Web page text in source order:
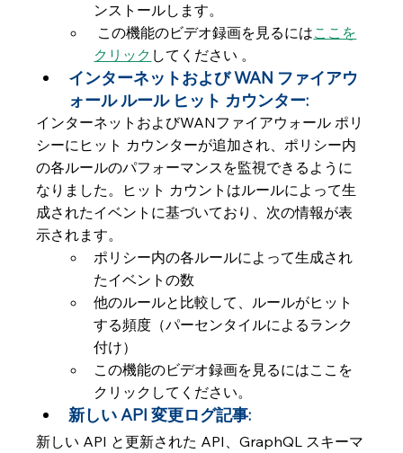
ンストールします。
この機能のビデオ録画を見るにはここを
クリック してください 。
インターネットおよび WAN ファイアウ
ォール ルール ヒット カウンター:
インターネットおよびWANファイアウォール ポリ
シーにヒット カウンターが追加され、ポリシー内
の各ルールのパフォーマンスを監視できるように
なりました。ヒット カウントはルールによって生
成されたイベントに基づいており、次の情報が表
示されます。
ポリシー内の各ルールによって生成され
たイベントの数
他のルールと比較して、ルールがヒット
する頻度（パーセンタイルによるランク
付け）
この機能のビデオ録画を見るにはここを
クリックしてください。
新しい API 変更ログ記事:
新しい API と更新された API、GraphQL スキーマ